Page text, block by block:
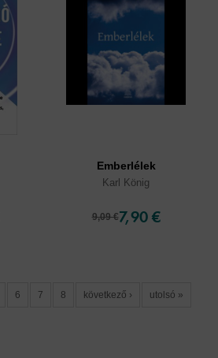
Emberlélek
Karl König
9,09 €7,90 €
6 7 8 következő › utolsó »